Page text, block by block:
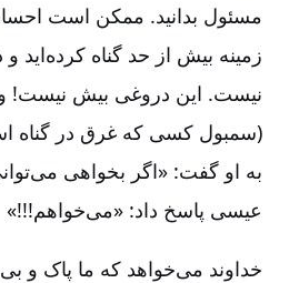
مسئول بدانید. ممکن است
زمینه بیش از حد گناه کرده‌اید
نیست. این دروغی بیش نیست!
(سمبول کسی که غرق در گناه
به او گفت: «اگر بخواهی
عیسی پاسخ داد: «می‌خواهم!!!»
خداوند می‌خواهد که ما پاک و